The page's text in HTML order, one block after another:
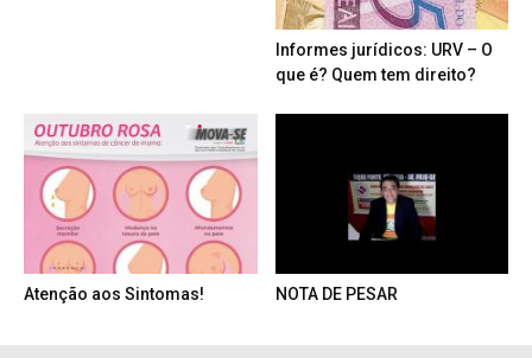
Informes jurídicos: URV – O
que é? Quem tem direito?
Atenção aos Sintomas! NOTA DE PESAR